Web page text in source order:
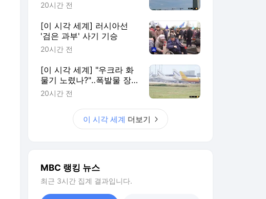
20시간 전
[이 시각 세계] 러시아선
'검은 과부' 사기 기승
20시간 전
[이 시각 세계] "우크라 화
물기 노렸나?"‥폭발물 장
착 드론 발견
20시간 전
이 시각 세계 더보기
MBC 랭킹 뉴스
최근 3시간 집계 결과입니다.